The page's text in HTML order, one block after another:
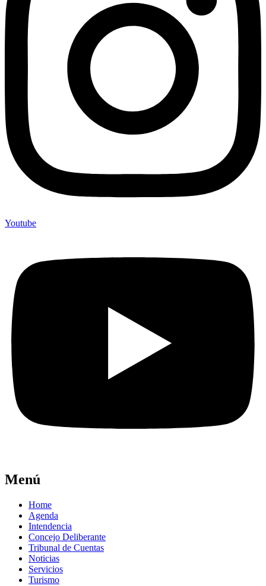
Youtube
Menú
Home
Agenda
Intendencia
Concejo Deliberante
Tribunal de Cuentas
Noticias
Servicios
Turismo